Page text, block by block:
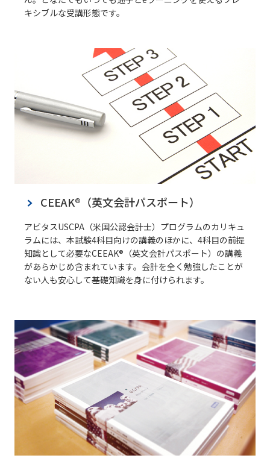
キシブルな受講形態です。
CEEAK®（英文会計パスポート）
アビタスUSCPA（米国公認会計士）プログラムのカリキュ
ラムには、本試験4科目向けの講義のほかに、4科目の前提
知識として必要なCEEAK®（英文会計パスポート）の講義
があらかじめ含まれています。会計を全く勉強したことが
ない人も安心して基礎知識を身に付けられます。